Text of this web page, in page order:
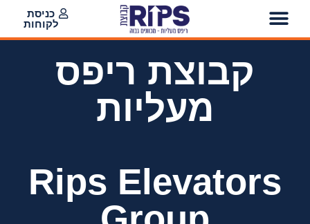
כניסת
לקוחות
קבוצת ריפס
מעליות
Rips Elevators